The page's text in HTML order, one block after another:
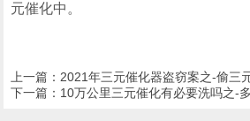
元催化中。
上一篇： 2021年三元催化器盗窃案之-偷三
下一篇： 10万公里三元催化有必要洗吗之-